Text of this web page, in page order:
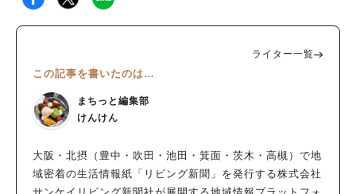
ライター一覧
この記事を書いたのは…
まちっと編集部
けんけん
大阪・北摂（豊中・吹田・池田・箕面・茨木・高槻）で地
域密着の生活情報紙「リビング新聞」を発行する株式会社